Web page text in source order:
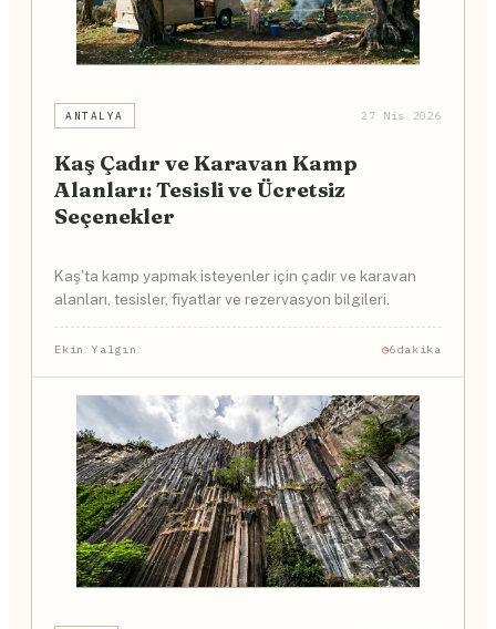
ANTALYA 27 Nis 2026
Kaş Çadır ve Karavan Kamp
Alanları: Tesisli ve Ücretsiz
Seçenekler
Kaş'ta kamp yapmak isteyenler için çadır ve karavan
alanları, tesisler, fiyatlar ve rezervasyon bilgileri.
Ekin Yalgın 6dakika